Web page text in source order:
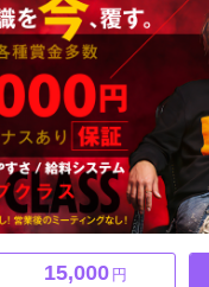
15,000 円